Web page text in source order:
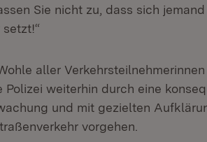
Sie nicht zu, dass sich
aller
weiterhin durch eine
und mit gezielten
vorgehen.